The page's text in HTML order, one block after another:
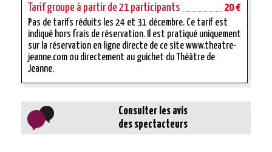
Tarif groupe à partir de 21 participants 20 €
Pas de tarifs réduits les 24 et 31 décembre. Ce tarif est
indiqué hors frais de réservation. Il est pratiqué uniquement
sur la réservation en ligne directe de ce site www.theatre-
jeanne.com ou directement au guichet du Théâtre de
Jeanne.
Consulter les avis
des spectacteurs